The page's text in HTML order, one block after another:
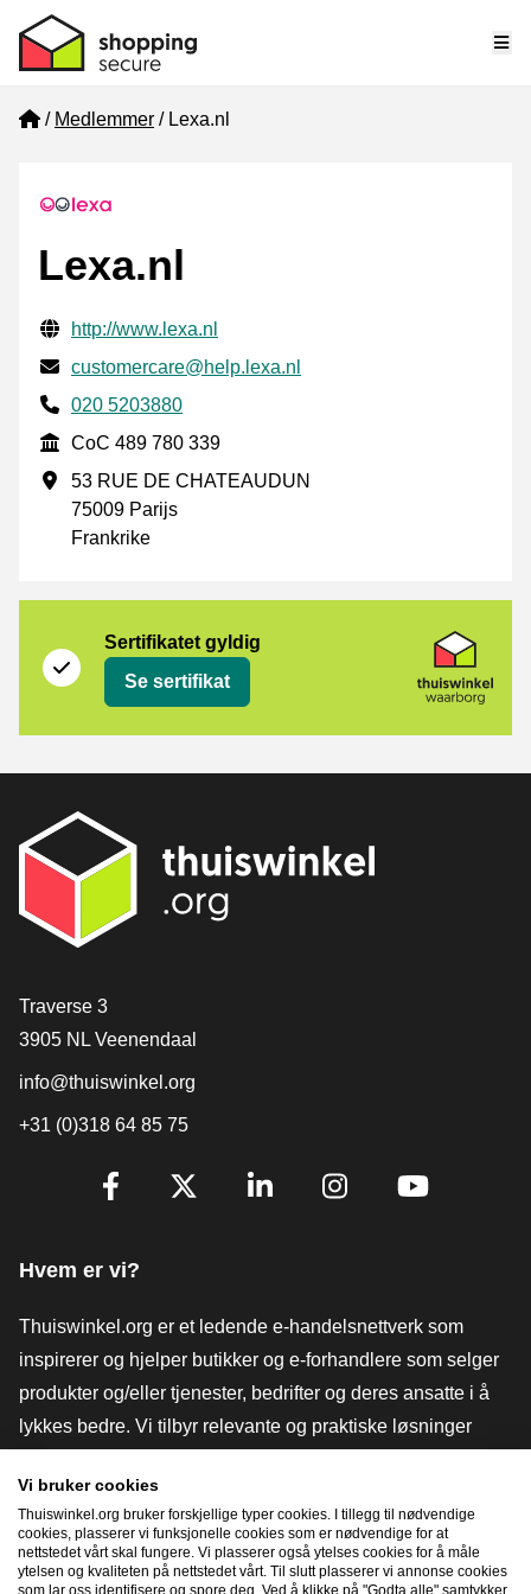
Home
Medlemmer Lexa.nl
Lexa.nl
Verifisert kontaktinformasjon
Website URL
http://www.lexa.nl
E-post
customercare@help.lexa.nl
Phone number
020 5203880
CoC
CoC 489 780 339
Forretningsadresse
53 RUE DE CHATEAUDUN
75009 Parijs
Frankrike
Sertifikatet gyldig
Se sertifikat
[_General:Contact]
Traverse 3
3905 NL Veenendaal
info@thuiswinkel.org
+31 (0)318 64 85 75
[_General:SocialMediaTitle]
Hvem er vi?
Thuiswinkel.org er et ledende e-handelsnettverk som
inspirerer og hjelper butikker og e-forhandlere som selger
produkter og/eller tjenester, bedrifter og deres ansatte i å
lykkes bedre. Vi tilbyr relevante og praktiske løsninger
verktøy og råd, advokatvirksomhet, markedsundersøkelser,
og har vår egen utdanningsplattform, Thuiswinkel e-
Academy.
Vi bruker cookies
Thuiswinkel.org bruker forskjellige typer cookies. I tillegg til nødvendige
cookies, plasserer vi funksjonelle cookies som er nødvendige for at
nettstedet vårt skal fungere. Vi plasserer også ytelses cookies for å måle
ytelsen og kvaliteten på nettstedet vårt. Til slutt plasserer vi annonse cookies
som lar oss identifisere og spore deg. Ved å klikke på "Godta alle" samtykker